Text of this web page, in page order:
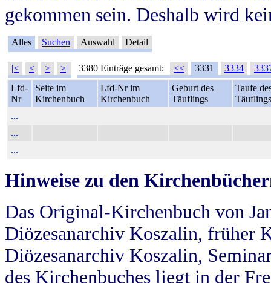
gekommen sein. Deshalb wird
Alles Suchen Auswahl Detail
|< < > >| 3380 Einträge gesamt: << 3331 3334
Lfd-
Nr
Seite im
Kirchenbuch
Lfd-Nr im
Kirchenbuch
Geburt des
Täuflings
Taufe
Täuflings
...
...
...
Hinweise zu den
Das Original-Kirchenbuch von
Diözesanarchiv Koszalin, früher
Diözesanarchiv Koszalin,
des Kirchenbuches liegt in der